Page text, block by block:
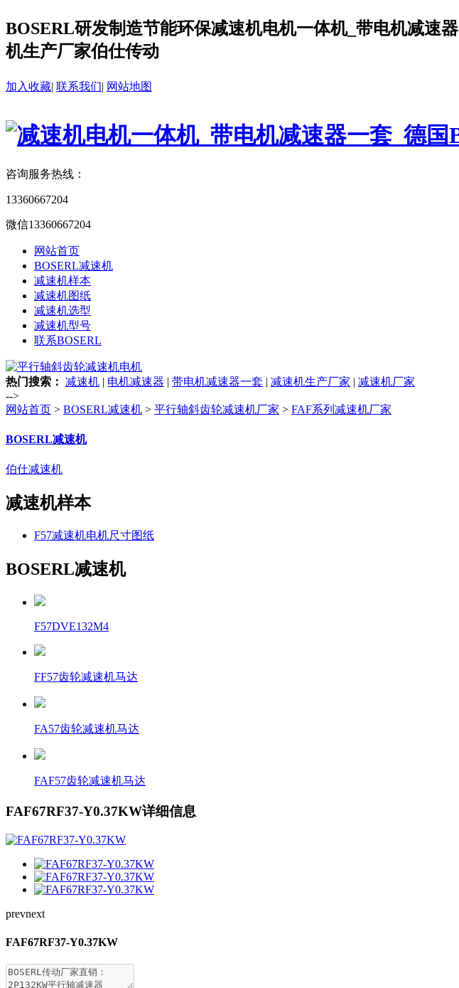
BOSERL研发制造节能环保减速机电机一体机_带电机减速
机生产厂家伯仕传动
加入收藏| 联系我们| 网站地图
咨询服务热线：
13360667204
微信13360667204
网站首页
BOSERL减速机
减速机样本
减速机图纸
减速机选型
减速机型号
联系BOSERL
热门搜索： 减速机 | 电机减速器 | 带电机减速器一套 | 减速机生产厂家 | 减速机厂家
-->
网站首页 > BOSERL减速机 > 平行轴斜齿轮减速机厂家 > FAF系列减速机厂家
BOSERL减速机
伯仕减速机
减速机样本
F57减速机电机尺寸图纸
BOSERL减速机
F57DVE132M4
FF57齿轮减速机马达
FA57齿轮减速机马达
FAF57齿轮减速机马达
FAF67RF37-Y0.37KW详细信息
prevnext
FAF67RF37-Y0.37KW